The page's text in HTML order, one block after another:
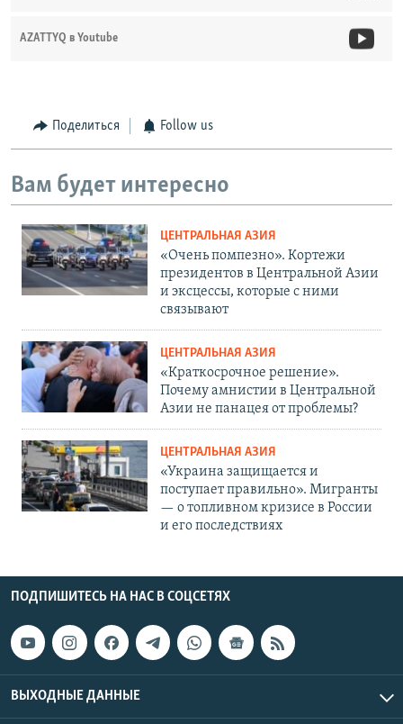
AZATTYQ в Youtube
Поделиться Follow us
Вам будет интересно
ЦЕНТРАЛЬНАЯ АЗИЯ
«Очень помпезно». Кортежи
президентов в Центральной Азии
и эксцессы, которые с ними
связывают
ЦЕНТРАЛЬНАЯ АЗИЯ
«Краткосрочное решение».
Почему амнистии в Центральной
Азии не панацея от проблемы?
ЦЕНТРАЛЬНАЯ АЗИЯ
«Украина защищается и
поступает правильно». Мигранты
— о топливном кризисе в России
и его последствиях
ПОДПИШИТЕСЬ НА НАС В СОЦСЕТЯХ
ВЫХОДНЫЕ ДАННЫЕ